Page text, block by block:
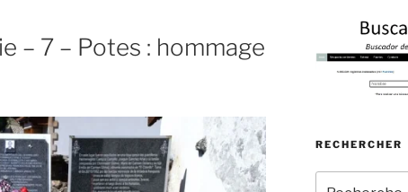
– 7 – Potes : hommage
RECHERCHER